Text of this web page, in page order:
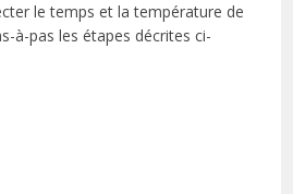
le temps et la température de
à-pas les étapes décrites ci-